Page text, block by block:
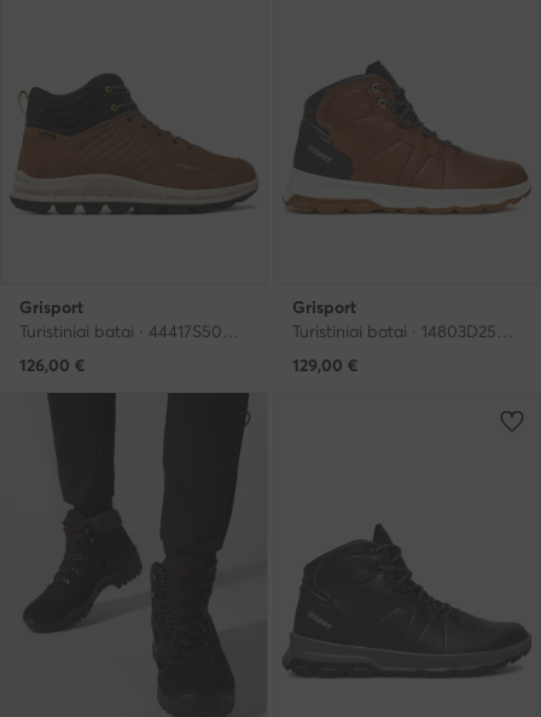
Grisport
Turistiniai batai · 44417S50G · Ruda
126,00 €
Grisport
Turistiniai batai · 14803D25G · Ruda
129,00 €